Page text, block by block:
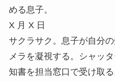
める息子。
X 月 X 日
サクラサク。息子が自分
メラを凝視する。シャッ
知書を担当窓口で受け取